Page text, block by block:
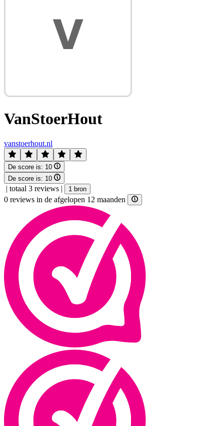
VanStoerHout
vanstoerhout.nl
De score is: 10
De score is: 10
| totaal 3 reviews | 1 bron
0 reviews in de afgelopen 12 maanden